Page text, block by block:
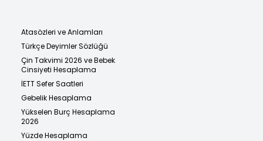
Atasözleri ve Anlamları
Türkçe Deyimler Sözlüğü
Çin Takvimi 2026 ve Bebek
Cinsiyeti Hesaplama
İETT Sefer Saatleri
Gebelik Hesaplama
Yükselen Burç Hesaplama
2026
Yüzde Hesaplama